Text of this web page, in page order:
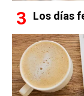
Los días